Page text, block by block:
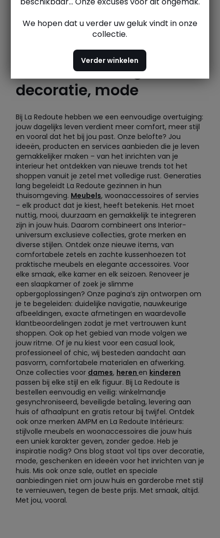
Meubels, linnengoed,
decoratie, mode
Bij La Redoute hebben we een eenvoudige overtuiging:
jouw dagelijks leven verdient meer comfort, meer stijl
en vooral dat het bij jou past. Onze belofte? Jou
ideeën, producten en services aanbieden die je leven
gemakkelijker maken – van het inrichten van je
interieur het ontdekken van nieuwe trends tot het
shoppen vanuit je zetel met volledige rust. Generaties
lang begeleidt La Redoute gezinnen in hun
thuisomgeving. Meubels, woonaccessoires of servies
– elk product dat je kiest, heeft betekenis. Het moet
nuttig, mooi, duurzaam en gemakkelijk te integreren
zijn in jouw huis. Daarom combineert ons Interior-
universum exclusieve collecties, grote merken en
diverse stijlen. Ontdek onze nieuwe items, van
comfortabele zetels en zachte kussenhoezen tot
praktische meubels en elegante accessoires. Voor
elke smaak, elke kamer en elk seizoen. Renoveer je
een slaapkamer of zoek je slimme
opbergoplossingen? Onze pagina’s zijn ontworpen om
je te begeleiden: duidelijke navigatie, nauwkeurige
afbeeldingen, exacte afmetingen en waardevolle
klantbeoordelingen zodat je met vertrouwen kunt
shoppen. Ook op het gebied van mode volgen we
jouw ritme. Of je nu kiest voor een casual look,
professioneel of chic, wij besteden aandacht aan
pasvorm, comfortabele materialen en afwerking.
Onze collecties voor dames, heren en kinderen
passen bij elke stijl en elk figuur. Bij La Redoute is
bestellen eenvoudig en veilig: winkelmandje
gesynchroniseerd, beveiligde betaling, levering aan
huis of afhaalpunt en gratis retour bij twijfel. Ontdek
ook onze merken AMPM en La Redoute Intérieurs:
stijlvolle meubels en woonaccessoires die jouw huis
een uniek karakter geven, zonder gedoe. Heb je
inspiratie nodig? Ons blog staat vol tips over decoratie,
mode, geschenken en ideeën voor het inrichten van je
huis. Mis ook onze sale, outlet en speciale
aanbiedingen niet om jouw huis en garderobe met stijl
te vernieuwen, tegen de beste prijs. Met smaak, altijd.
Met jou, vooral.
We hopen dat u verder uw geluk vindt in onze
collectie.
Verder winkelen